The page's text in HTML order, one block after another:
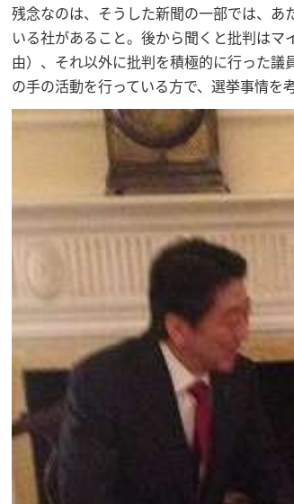
残念なのは、そうした新聞の一部では、
いる社があること。後から聞くと批判は
由）、それ以外に批判を積極的に行った
の手の活動を行っている方で、選挙事情を